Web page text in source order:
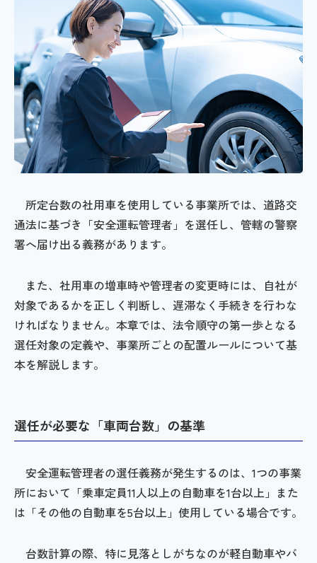
所定台数の社用車を使用している事業所では、道路交
通法に基づき「安全運転管理者」を選任し、管轄の警察
署へ届け出る義務があります。
また、社用車の増車時や管理者の変更時には、自社が
対象であるかを正しく判断し、遅滞なく手続きを行わな
ければなりません。本章では、法令順守の第一歩となる
選任対象の定義や、事業所ごとの配置ルールについて基
本を解説します。
選任が必要な「車両台数」の基準
安全運転管理者の選任義務が発生するのは、1つの事業
所において「乗車定員11人以上の自動車を1台以上」また
は「その他の自動車を5台以上」使用している場合です。
台数計算の際、特に見落としがちなのが軽自動車やバ